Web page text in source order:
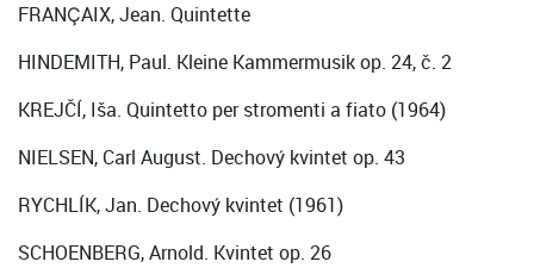
FRANÇAIX, Jean. Quintette
HINDEMITH, Paul. Kleine Kammermusik op. 24, č. 2
KREJČÍ, Iša. Quintetto per stromenti a fiato (1964)
NIELSEN, Carl August. Dechový kvintet op. 43
RYCHLÍK, Jan. Dechový kvintet (1961)
SCHOENBERG, Arnold. Kvintet op. 26